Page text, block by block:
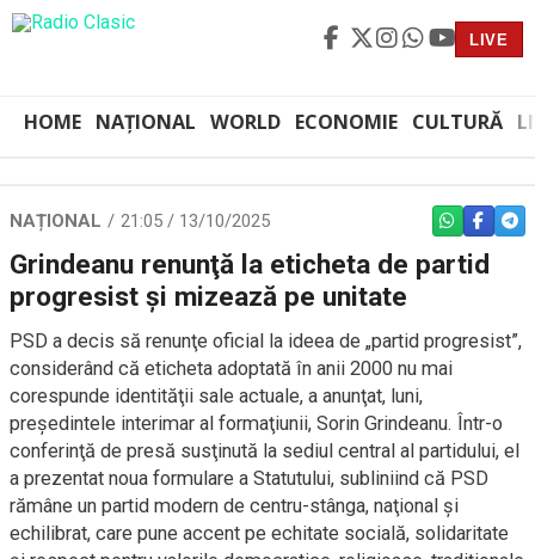
LIVE
HOME NAȚIONAL WORLD ECONOMIE CULTURĂ
NAȚIONAL 21:05 / 13/10/2025 WHATSAPP
Grindeanu renunţă la eticheta de partid
progresist şi mizează pe unitate
PSD a decis să renunţe oficial la ideea de „partid progresist”,
considerând că eticheta adoptată în anii 2000 nu mai
corespunde identităţii sale actuale, a anunţat, luni,
preşedintele interimar al formaţiunii, Sorin Grindeanu. Într-o
conferinţă de presă susţinută la sediul central al partidului, el
a prezentat noua formulare a Statutului, subliniind că PSD
rămâne un partid modern de centru-stânga, naţional şi
echilibrat, care pune accent pe echitate socială, solidaritate